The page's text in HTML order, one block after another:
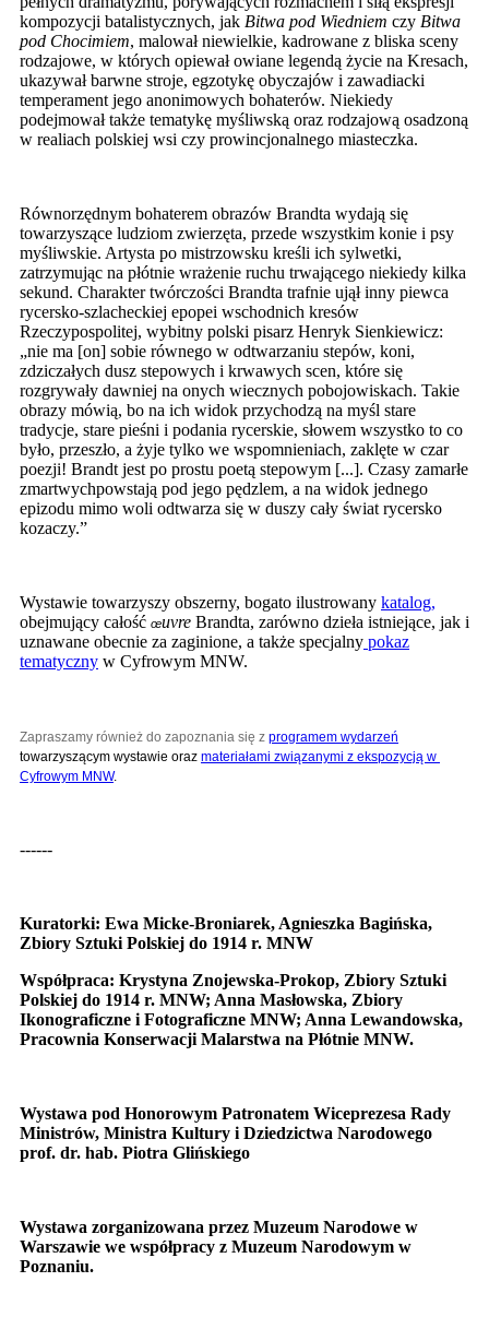
kompozycji batalistycznych, jak Bitwa pod Wiedniem czy Bitwa
pod Chocimiem, malował niewielkie, kadrowane z bliska sceny
rodzajowe, w których opiewał owiane legendą życie na Kresach,
ukazywał barwne stroje, egzotykę obyczajów i zawadiacki
temperament jego anonimowych bohaterów. Niekiedy
podejmował także tematykę myśliwską oraz rodzajową osadzoną
w realiach polskiej wsi czy prowincjonalnego miasteczka.
Równorzędnym bohaterem obrazów Brandta wydają się
towarzyszące ludziom zwierzęta, przede wszystkim konie i psy
myśliwskie. Artysta po mistrzowsku kreśli ich sylwetki,
zatrzymując na płótnie wrażenie ruchu trwającego niekiedy kilka
sekund. Charakter twórczości Brandta trafnie ujął inny piewca
rycersko-szlacheckiej epopei wschodnich kresów
Rzeczypospolitej, wybitny polski pisarz Henryk Sienkiewicz:
„nie ma [on] sobie równego w odtwarzaniu stepów, koni,
zdziczałych dusz stepowych i krwawych scen, które się
rozgrywały dawniej na onych wiecznych pobojowiskach. Takie
obrazy mówią, bo na ich widok przychodzą na myśl stare
tradycje, stare pieśni i podania rycerskie, słowem wszystko to co
było, przeszło, a żyje tylko we wspomnieniach, zaklęte w czar
poezji! Brandt jest po prostu poetą stepowym [...]. Czasy zamarłe
zmartwychpowstają pod jego pędzlem, a na widok jednego
epizodu mimo woli odtwarza się w duszy cały świat rycersko
kozaczy.”
Wystawie towarzyszy obszerny, bogato ilustrowany katalog,
obejmujący całość œuvre Brandta, zarówno dzieła istniejące, jak i
uznawane obecnie za zaginione, a także specjalny pokaz
tematyczny w Cyfrowym MNW.
Zapraszamy również do zapoznania się z programem wydarzeń
towarzyszącym wystawie oraz materiałami związanymi z ekspozycją w
Cyfrowym MNW.
------
Kuratorki: Ewa Micke-Broniarek, Agnieszka Bagińska,
Zbiory Sztuki Polskiej do 1914 r. MNW
Współpraca: Krystyna Znojewska-Prokop, Zbiory Sztuki
Polskiej do 1914 r. MNW; Anna Masłowska, Zbiory
Ikonograficzne i Fotograficzne MNW; Anna Lewandowska,
Pracownia Konserwacji Malarstwa na Płótnie MNW.
Wystawa pod Honorowym Patronatem Wiceprezesa Rady
Ministrów, Ministra Kultury i Dziedzictwa Narodowego
prof. dr. hab. Piotra Glińskiego
Wystawa zorganizowana przez Muzeum Narodowe w
Warszawie we współpracy z Muzeum Narodowym w
Poznaniu.